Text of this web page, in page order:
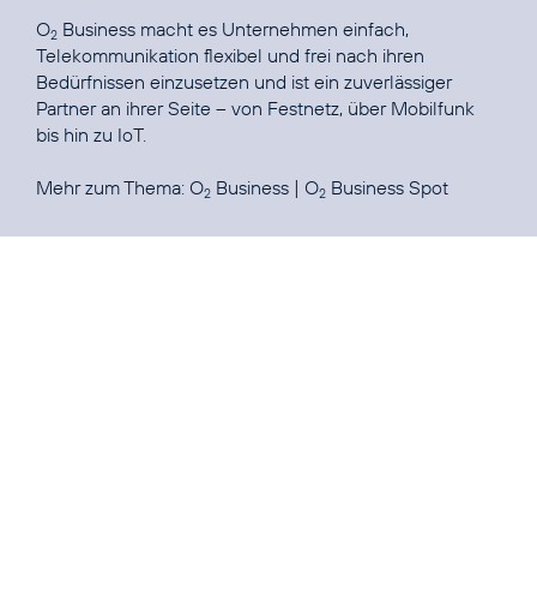
O2 Business macht es Unternehmen einfach,
Telekommunikation flexibel und frei nach ihren
Bedürfnissen einzusetzen und ist ein zuverlässiger
Partner an ihrer Seite – von Festnetz, über Mobilfunk
bis hin zu IoT.
Mehr zum Thema: O2 Business | O2 Business Spot